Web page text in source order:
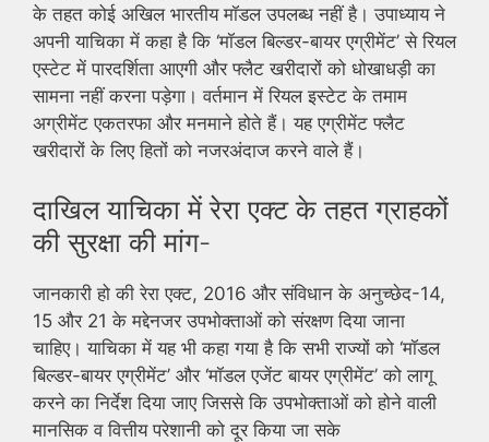
के तहत कोई अखिल भारतीय मॉडल उपलब्ध नहीं है। उपाध्याय ने
अपनी याचिका में कहा है कि ‘मॉडल बिल्डर-बायर एग्रीमेंट’ से रियल
एस्टेट में पारदर्शिता आएगी और फ्लैट खरीदारों को धोखाधड़ी का
सामना नहीं करना पड़ेगा। वर्तमान में रियल इस्टेट के तमाम
अग्रीमेंट एकतरफा और मनमाने होते हैं। यह एग्रीमेंट फ्लैट
खरीदारों के लिए हितों को नजरअंदाज करने वाले हैं।
दाखिल याचिका में रेरा एक्ट के तहत ग्राहकों
की सुरक्षा की मांग-
जानकारी हो की रेरा एक्ट, 2016 और संविधान के अनुच्छेद-14,
15 और 21 के मद्देनजर उपभोक्ताओं को संरक्षण दिया जाना
चाहिए। याचिका में यह भी कहा गया है कि सभी राज्यों को ‘मॉडल
बिल्डर-बायर एग्रीमेंट’ और ‘मॉडल एजेंट बायर एग्रीमेंट’ को लागू
करने का निर्देश दिया जाए जिससे कि उपभोक्ताओं को होने वाली
मानसिक व वित्तीय परेशानी को दूर किया जा सके